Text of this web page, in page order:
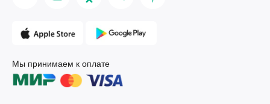
Мы принимаем к оплате